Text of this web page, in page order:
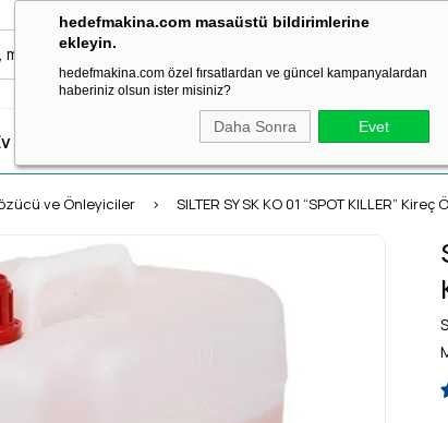
hedefmakina.com masaüstü bildirimlerine
ekleyin.
hedefmakina.com özel fırsatlardan ve güncel kampanyalardan
haberiniz olsun ister misiniz?
Daha Sonra Evet
Tipi Dikiş Makineleri Dikiş Aksesuar & Sarf Ütü
ve Önleyiciler SILTER SY SK KO 01 “SPOT KILLER”